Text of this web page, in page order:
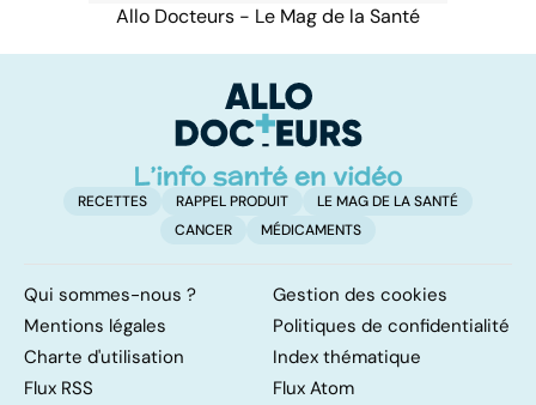
Allo Docteurs - Le Mag de la Santé
RECETTES RAPPEL PRODUIT
LE MAG DE LA SANTÉ
CANCER
MÉDICAMENTS
Qui sommes-nous ?
Gestion des cookies
Mentions légales
Politiques de confidentialité
Charte d'utilisation
Index thématique
Flux RSS
Flux Atom